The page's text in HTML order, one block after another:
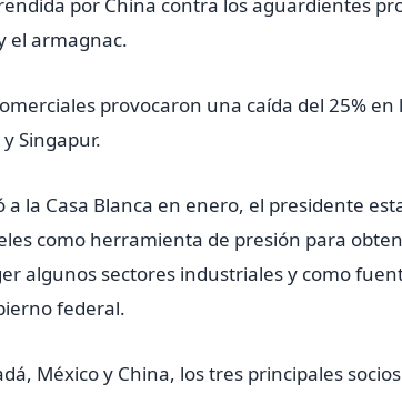
por China contra los aguardientes
el armagnac.
provocaron una caída del 25%
Singapur.
a la Casa Blanca en enero, el presidente
como herramienta de presión para
algunos sectores industriales y como
federal.
México y China, los tres principales